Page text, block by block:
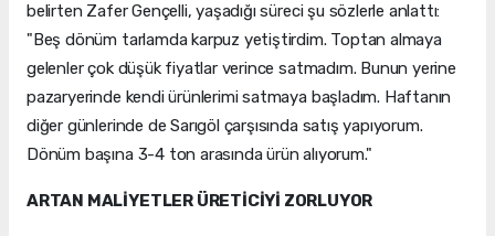
belirten Zafer Gençelli, yaşadığı süreci şu sözlerle anlattı:
"Beş dönüm tarlamda karpuz yetiştirdim. Toptan almaya
gelenler çok düşük fiyatlar verince satmadım. Bunun yerine
pazaryerinde kendi ürünlerimi satmaya başladım. Haftanın
diğer günlerinde de Sarıgöl çarşısında satış yapıyorum.
Dönüm başına 3-4 ton arasında ürün alıyorum."
ARTAN MALİYETLER ÜRETİCİYİ ZORLUYOR